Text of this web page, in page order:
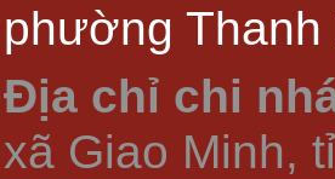
phường Thanh
Địa chỉ chi
xã Giao Minh,